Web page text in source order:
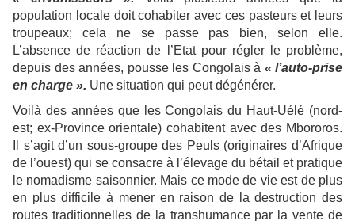
population locale doit cohabiter avec ces pasteurs et leurs
troupeaux; cela ne se passe pas bien, selon elle.
L’absence de réaction de l’Etat pour régler le problème,
depuis des années, pousse les Congolais à « l’auto-prise
en charge ». Une situation qui peut dégénérer.
Voilà des années que les Congolais du Haut-Uélé (nord-
est; ex-Province orientale) cohabitent avec des Mbororos.
Il s’agit d’un sous-groupe des Peuls (originaires d’Afrique
de l’ouest) qui se consacre à l’élevage du bétail et pratique
le nomadisme saisonnier. Mais ce mode de vie est de plus
en plus difficile à mener en raison de la destruction des
routes traditionnelles de la transhumance par la vente de